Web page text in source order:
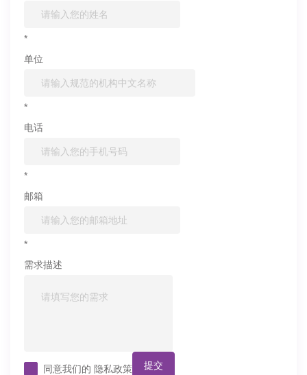
*
单位
*
电话
*
邮箱
*
需求描述
同意我们的 隐私政策 提交